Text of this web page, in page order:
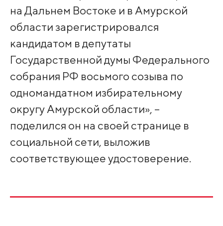
на Дальнем Востоке и в Амурской
области зарегистрировался
кандидатом в депутаты
Государственной думы Федерального
собрания РФ восьмого созыва по
одномандатном избирательному
округу Амурской области», –
поделился он на своей странице в
социальной сети, выложив
соответствующее удостоверение.